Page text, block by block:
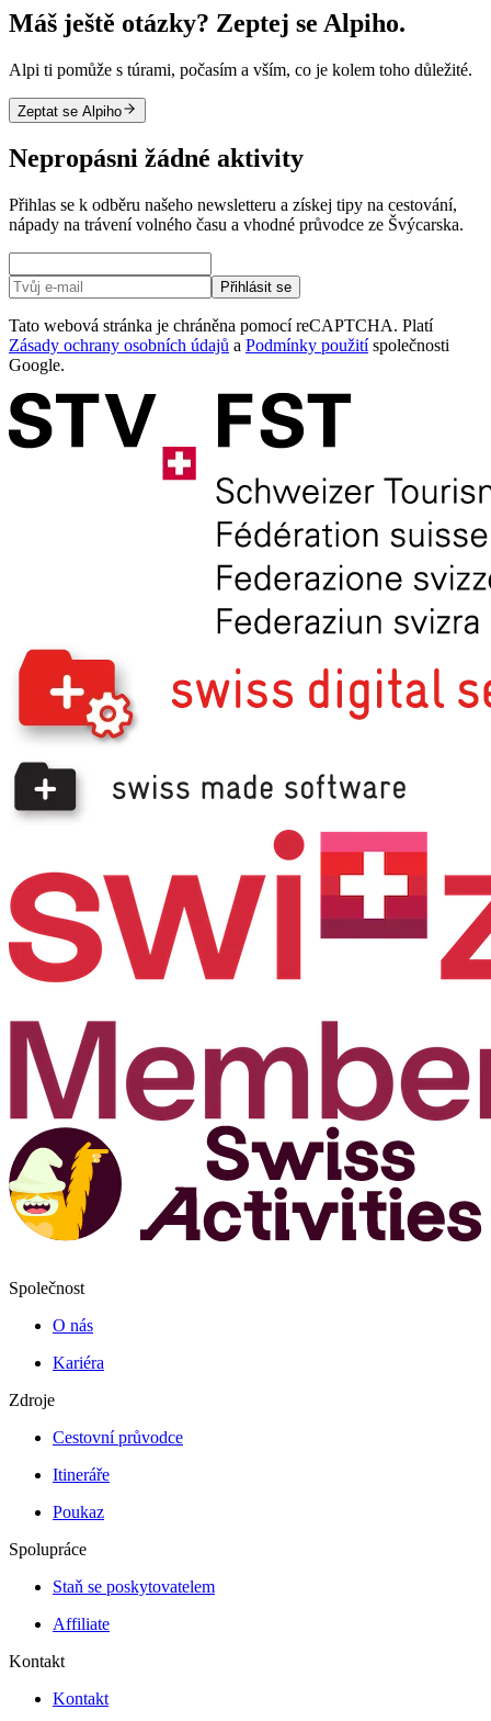
Máš ještě otázky? Zeptej se Alpiho.
Alpi ti pomůže s túrami, počasím a vším, co je kolem toho důležité.
Zeptat se Alpiho
Nepropásni žádné aktivity
Přihlas se k odběru našeho newsletteru a získej tipy na cestování,
nápady na trávení volného času a vhodné průvodce ze Švýcarska.
Přihlásit se
Tato webová stránka je chráněna pomocí reCAPTCHA. Platí
Zásady ochrany osobních údajů a Podmínky použitíspolečnosti
Google.
Společnost
O nás
Kariéra
Zdroje
Cestovní průvodce
Itineráře
Poukaz
Spolupráce
Staň se poskytovatelem
Affiliate
Kontakt
Kontakt